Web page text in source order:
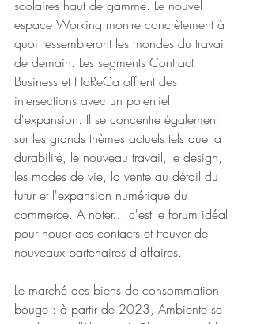
scolaires haut de gamme. Le nouvel
espace Working montre concrètement à
quoi ressembleront les mondes du travail
de demain. Les segments Contract
Business et HoReCa offrent des
intersections avec un potentiel
d'expansion. Il se concentre également
sur les grands thèmes actuels tels que la
durabilité, le nouveau travail, le design,
les modes de vie, la vente au détail du
futur et l'expansion numérique du
commerce. A noter… c'est le forum idéal
pour nouer des contacts et trouver de
nouveaux partenaires d'affaires.
Le marché des biens de consommation
bouge : à partir de 2023, Ambiente se